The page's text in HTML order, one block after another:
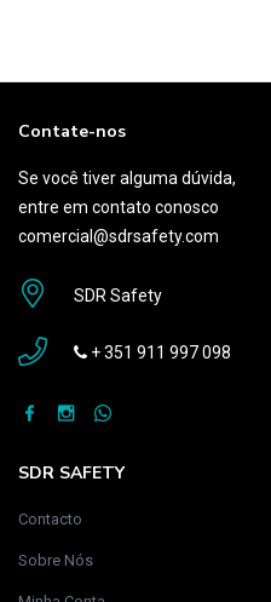
Contate-nos
Se você tiver alguma dúvida,
entre em contato conosco
comercial@sdrsafety.com
SDR Safety
+ 351 911 997 098
SDR SAFETY
Contacto
Sobre Nós